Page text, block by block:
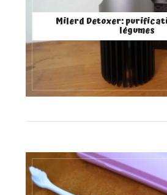
Milerd Detoxer:
légumes